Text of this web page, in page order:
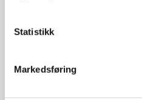
Statistikk
Markedsføring